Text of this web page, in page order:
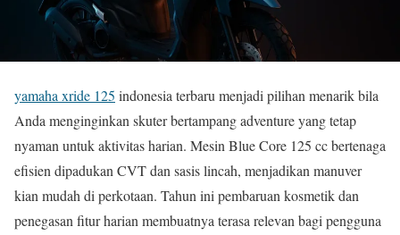
yamaha xride 125 indonesia terbaru menjadi pilihan menarik bila
Anda menginginkan skuter bertampang adventure yang tetap
nyaman untuk aktivitas harian. Mesin Blue Core 125 cc bertenaga
efisien dipadukan CVT dan sasis lincah, menjadikan manuver
kian mudah di perkotaan. Tahun ini pembaruan kosmetik dan
penegasan fitur harian membuatnya terasa relevan bagi pengguna